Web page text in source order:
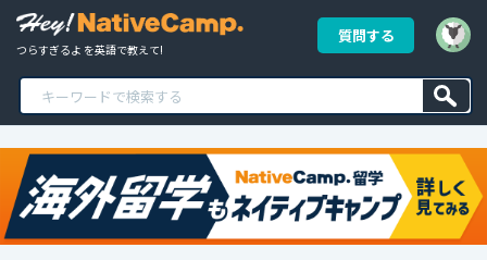
つらすぎるよ を英語で教えて!
質問する